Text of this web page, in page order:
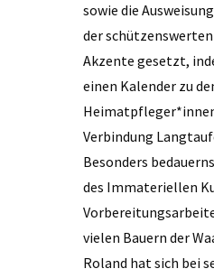
sowie die
der
Akzente gesetzt,
einen Kalender zu
Verbindung
Besonders
des Immateriellen
vielen Bauern der
Roland hat sich bei